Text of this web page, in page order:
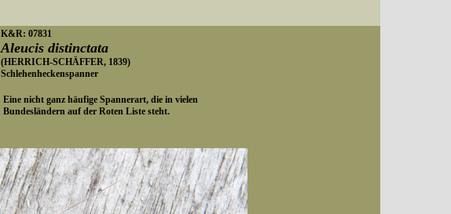
K&R: 07831
Aleucis distinctata
(HERRICH-SCHÄFFER, 1839)
Schlehenheckenspanner
Eine nicht ganz häufige Spannerart, die in vielen
Bundesländern auf der Roten Liste steht.